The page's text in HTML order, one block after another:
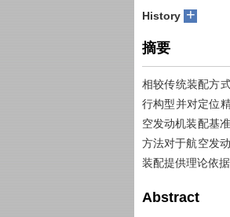
History +
摘要
相较传统装配方
行构型并对定位
空发动机装配基
方法对于航空发
装配提供理论依据
Abstract